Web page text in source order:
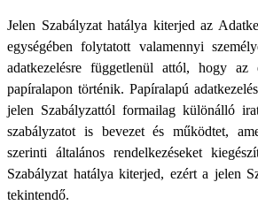
Jelen Szabályzat hatálya kiterjed az
egységében folytatott valamennyi
adatkezelésre függetlenül attól, hogy az
papíralapon történik. Papíralapú
jelen Szabályzattól formailag különálló
szabályzatot is bevezet és működtet,
szerinti általános rendelkezéseket
Szabályzat hatálya kiterjed, ezért a jelen
tekintendő.